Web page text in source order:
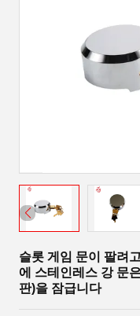
슬롯 게임 문이 팔려
에 스테인레스 강 문
판)을 잠급니다